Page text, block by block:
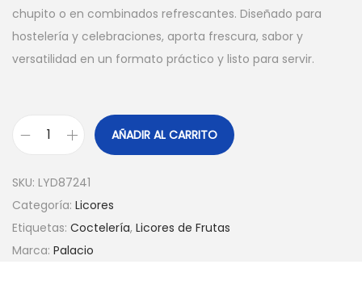
chupito o en combinados refrescantes. Diseñado para
hostelería y celebraciones, aporta frescura, sabor y
versatilidad en un formato práctico y listo para servir.
L
A
C
I
AÑADIR AL CARRITO
SKU: LYD87241
Categoría: Licores
Etiquetas: Coctelería, Licores de Frutas
Marca: Palacio